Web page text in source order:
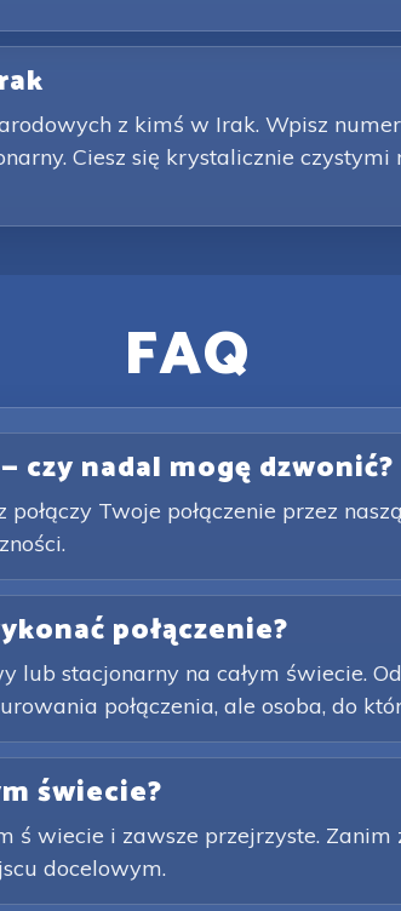
z kimś w Irak. Wpisz
Ciesz się krystalicznie
FAQ
nadal mogę dzwonić?
Twoje połączenie przez
połączenie?
lub stacjonarny na całym świecie.
połączenia, ale osoba, do
świecie?
ś wiecie i zawsze przejrzyste.
docelowym.